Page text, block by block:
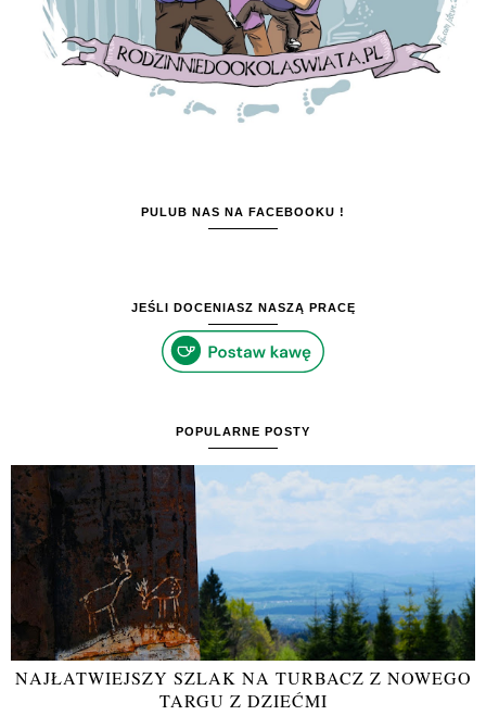
PULUB NAS NA FACEBOOKU !
JEŚLI DOCENIASZ NASZĄ PRACĘ
POPULARNE POSTY
NAJŁATWIEJSZY SZLAK NA TURBACZ Z NOWEGO
TARGU Z DZIEĆMI